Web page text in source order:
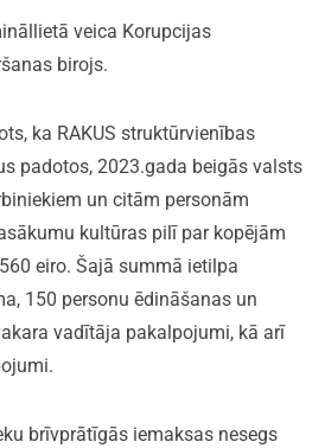
veica Korupcijas
birojs.
ka RAKUS struktūrvienības
padotos, 2023.gada beigās valsts
un citām personām
kultūras pilī par kopējām
eiro. Šajā summā ietilpa
150 personu ēdināšanas un
vadītāja pakalpojumi, kā arī
brīvprātīgās iemaksas nesegs